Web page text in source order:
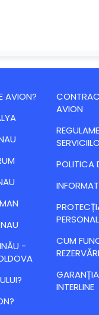
AVION?
-
AVION
POLITICA
PERSONAL
CUM
REZERVĂRI
INTERLINE